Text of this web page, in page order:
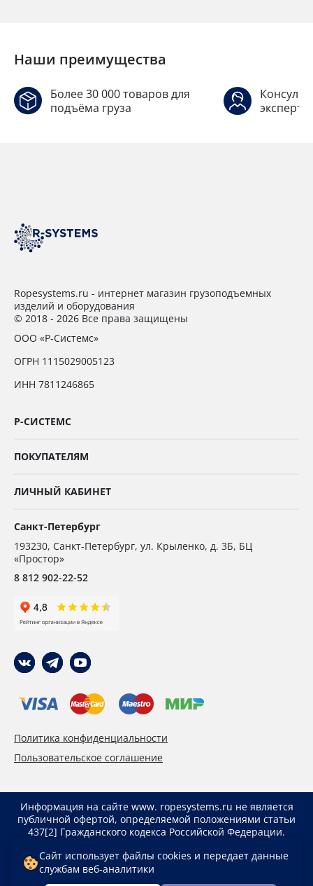
Наши преимущества
Более 30 000 товаров для
подъёма груза
Ropesystems.ru - интернет магазин грузоподъемных
изделий и оборудования
© 2018 - 2026 Все права защищены
ООО «Р-Системс»
ОГРН 1115029005123
ИНН 7811246865
Р-СИСТЕМС
ПОКУПАТЕЛЯМ
ЛИЧНЫЙ КАБИНЕТ
Санкт-Петербург
193230, Санкт-Петербург, ул. Крыленко, д. 3Б, БЦ
«Простор»
8 812 902-22-52
Политика конфиденциальности
Пользовательское соглашение
Информация на сайте www. ropesystems.ru не является
публичной офертой, определяемой положениями статьи
437[2] Гражданского кодекса Российской Федерации.
заказа через интернет-магазин www. ropesystems.ru.
Цены при оформлении заказа иным способом могут
отличаться от указанных на сайте.
Сайт использует файлы cookies и передает данные
службам веб-аналитики